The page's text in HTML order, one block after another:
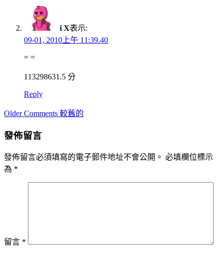
i X表示:
09-01, 2010上午 11:39.40
= =
113298631.5 分
Reply
Comment
Older Comments 較舊的
發佈留言
發佈留言必須填寫的電子郵件地址不會公開。 必填欄位標示
為 *
留言 *